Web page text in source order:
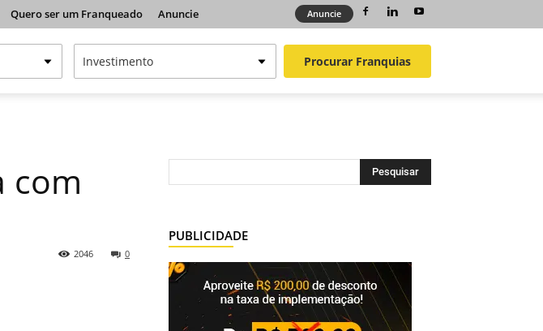
Quero ser um Franqueado Anuncie Anuncie
Procurar Franquias
com
0
2046
PUBLICIDADE